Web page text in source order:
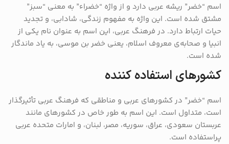
اسم “خضر” ریشه عربی دارد و از واژه “خضراء” به معنی “سبز”
مشتق شده است. این واژه به مفهوم زندگی، شادابی، و تجدید
حیات ارتباط دارد. در فرهنگ عربی، این اسم به عنوان نام یکی از
انبیا و صحابه‌ی معروف اسلام، یعنی خضر بن موسی، به یاد ماندگار
شده است.
کشورهای استفاده کننده
اسم “خضر” در کشورهای عربی و مناطقی که فرهنگ عربی تأثیرگذار
است، متداول است. این اسم به طور خاص در کشورهای مانند
عربستان سعودی، عراق، سوریه، مصر، لبنان، و امارات متحده عربی
پراستفاده است.